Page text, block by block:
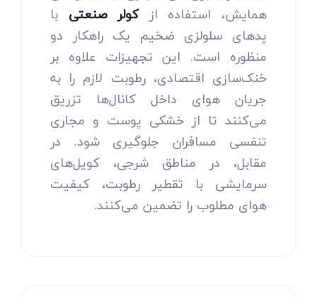
همایش، استفاده ازکولر صنعتی با
پدهای سلولزی ضخیم یک راهکار دو
منظوره است. این تجهیزات علاوه بر
خنک‌سازی اقتصادی، رطوبت لازم را به
جریان هوای داخل کانال‌ها تزریق
می‌کنند تا از خشکی پوست و مجاری
تنفسی مسافران جلوگیری شود. در
مقابل، در مناطق شرجی، کویل‌های
سرمایشی با تقطیر رطوبت، کیفیت
هوای مطلوب را تضمین می‌کنند.